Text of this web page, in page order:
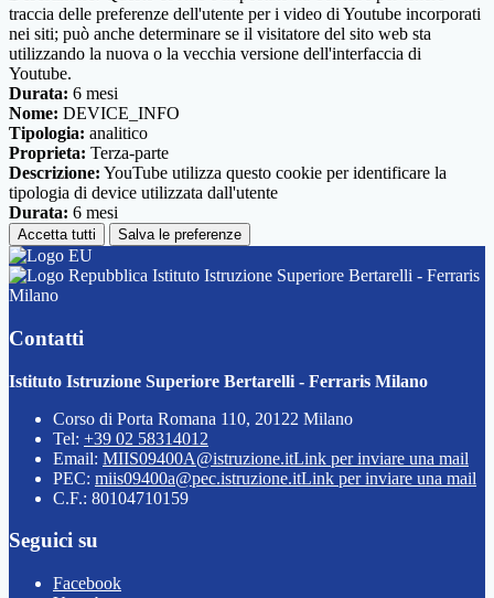
traccia delle preferenze dell'utente per i video di Youtube incorporati
nei siti; può anche determinare se il visitatore del sito web sta
utilizzando la nuova o la vecchia versione dell'interfaccia di
Youtube.
Durata: 6 mesi
Nome: DEVICE_INFO
Tipologia: analitico
Proprieta: Terza-parte
Descrizione: YouTube utilizza questo cookie per identificare la
tipologia di device utilizzata dall'utente
Durata: 6 mesi
Accetta tutti Salva le preferenze
Istituto Istruzione Superiore Bertarelli - Ferraris
Milano
Contatti
Istituto Istruzione Superiore Bertarelli - Ferraris Milano
Corso di Porta Romana 110, 20122 Milano
Tel: +39 02 58314012
Email: MIIS09400A@istruzione.itLink per inviare una mail
PEC: miis09400a@pec.istruzione.itLink per inviare una mail
C.F.: 80104710159
Seguici su
Facebook